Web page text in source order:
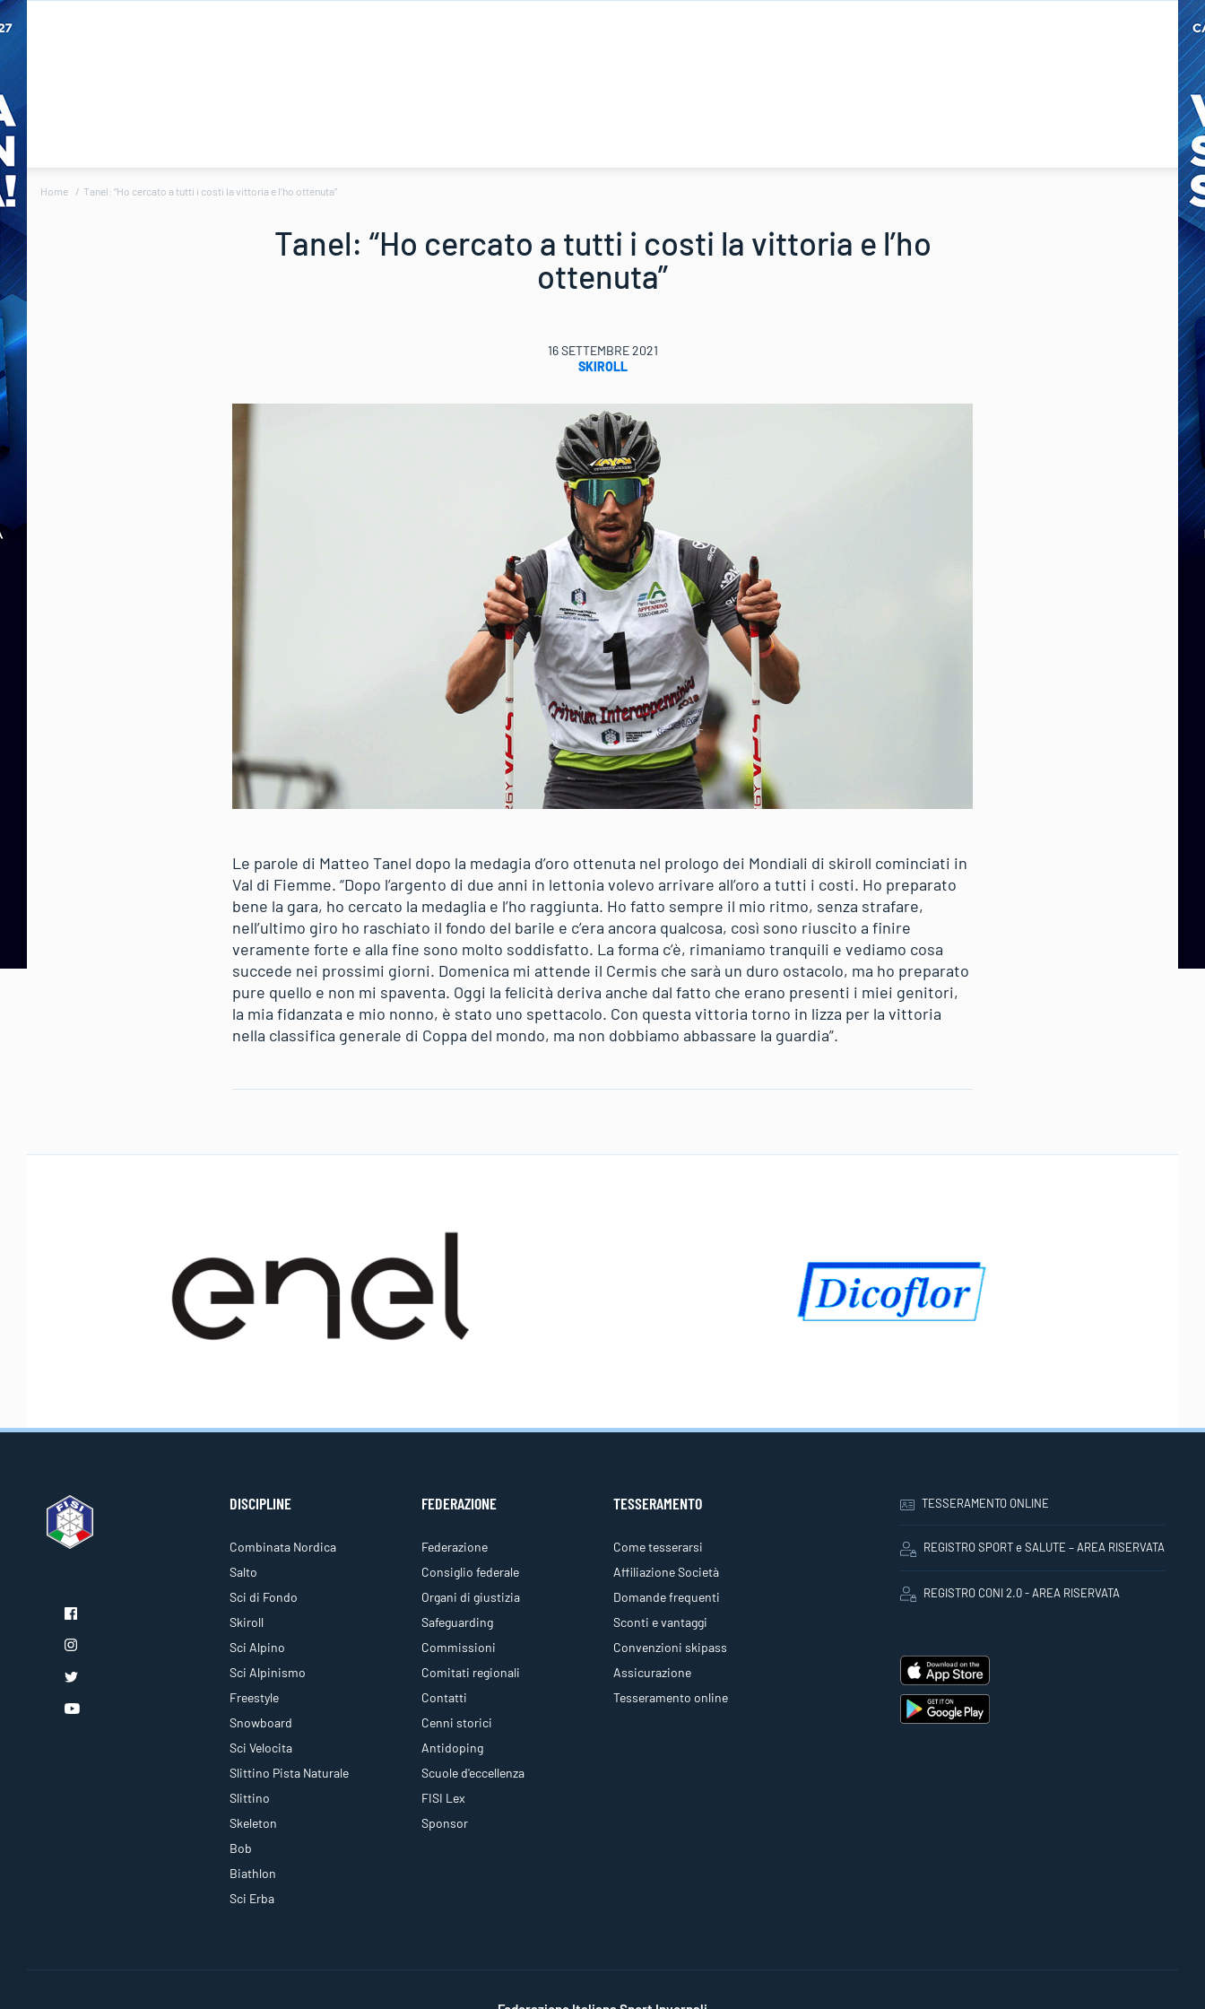
Home Tanel: “Ho cercato a tutti i costi la vittoria e l’ho ottenuta”
Tanel: “Ho cercato a tutti i costi la vittoria e l’ho
ottenuta”
16 SETTEMBRE 2021
SKIROLL
Le parole di Matteo Tanel dopo la medagia d’oro ottenuta nel prologo dei Mondiali di skiroll cominciati in
Val di Fiemme. “Dopo l’argento di due anni in lettonia volevo arrivare all’oro a tutti i costi. Ho preparato
bene la gara, ho cercato la medaglia e l’ho raggiunta. Ho fatto sempre il mio ritmo, senza strafare,
nell’ultimo giro ho raschiato il fondo del barile e c’era ancora qualcosa, così sono riuscito a finire
veramente forte e alla fine sono molto soddisfatto. La forma c’è, rimaniamo tranquili e vediamo cosa
succede nei prossimi giorni. Domenica mi attende il Cermis che sarà un duro ostacolo, ma ho preparato
pure quello e non mi spaventa. Oggi la felicità deriva anche dal fatto che erano presenti i miei genitori,
la mia fidanzata e mio nonno, è stato uno spettacolo. Con questa vittoria torno in lizza per la vittoria
nella classifica generale di Coppa del mondo, ma non dobbiamo abbassare la guardia”.
DISCIPLINE
Combinata Nordica
Salto
Sci di Fondo
Skiroll
Sci Alpino
Sci Alpinismo
Freestyle
Snowboard
Sci Velocita
Slittino Pista Naturale
Slittino
Skeleton
Bob
Biathlon
Sci Erba
FEDERAZIONE
Federazione
Consiglio federale
Organi di giustizia
Safeguarding
Commissioni
Comitati regionali
Contatti
Cenni storici
Antidoping
Scuole d'eccellenza
FISI Lex
Sponsor
TESSERAMENTO
Come tesserarsi
Affiliazione Società
Domande frequenti
Sconti e vantaggi
Convenzioni skipass
Assicurazione
Tesseramento online
TESSERAMENTO ONLINE
REGISTRO SPORT e SALUTE – AREA RISERVATA
REGISTRO CONI 2.0 - AREA RISERVATA